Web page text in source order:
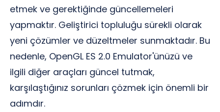
etmek ve gerektiğinde güncellemeleri
yapmaktır. Geliştirici topluluğu sürekli olarak
yeni çözümler ve düzeltmeler sunmaktadır. Bu
nedenle, OpenGL ES 2.0 Emulator'ünüzü ve
ilgili diğer araçları güncel tutmak,
karşılaştığınız sorunları çözmek için önemli bir
adımdır.